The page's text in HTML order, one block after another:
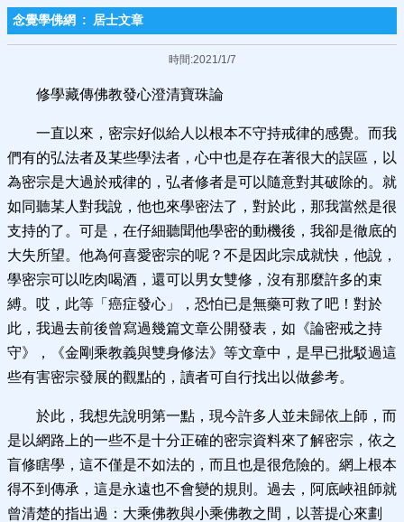
念覺學佛網 : 居士文章
時間:2021/1/7
修學藏傳佛教發心澄清寶珠論
一直以來，密宗好似給人以根本不守持戒律的感覺。而我
們有的弘法者及某些學法者，心中也是存在著很大的誤區，以
為密宗是大過於戒律的，弘者修者是可以隨意對其破除的。就
如同聽某人對我說，他也來學密法了，對於此，那我當然是很
支持的了。可是，在仔細聽聞他學密的動機後，我卻是徹底的
大失所望。他為何喜愛密宗的呢？不是因此宗成就快，他說，
學密宗可以吃肉喝酒，還可以男女雙修，沒有那麼許多的束
縛。哎，此等「癌症發心」，恐怕已是無藥可救了吧！對於
此，我過去前後曾寫過幾篇文章公開發表，如《論密戒之持
守》，《金剛乘教義與雙身修法》等文章中，是早已批駁過這
些有害密宗發展的觀點的，讀者可自行找出以做參考。
於此，我想先說明第一點，現今許多人並未歸依上師，而
是以網路上的一些不是十分正確的密宗資料來了解密宗，依之
盲修瞎學，這不僅是不如法的，而且也是很危險的。網上根本
得不到傳承，這是永遠也不會變的規則。過去，阿底峽祖師就
曾清楚的指出過：大乘佛教與小乘佛教之間，以菩提心來劃